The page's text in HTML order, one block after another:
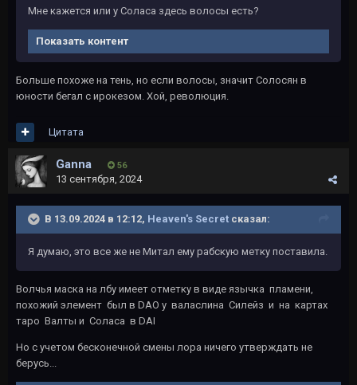
Мне кажется или у Соласа здесь волосы есть?
Показать контент
Больше похоже на тень, но если волосы, значит Солосян в
юности бегал с ирокезом. Хой, революция.
Цитата
Ganna 56
13 сентября, 2024
В 13.09.2024 в 12:12, Heaven's Secret сказал:
Я думаю, это все же не Митал ему рабскую метку поставила.
Волчья маска на лбу имеет отметку в виде язычка пламени,
похожий элемент был в DAO у валаслина Силейз и на картах
таро Валты и Соласа в DAI
Но с учетом бесконечной смены лора ничего утверждать не
берусь...